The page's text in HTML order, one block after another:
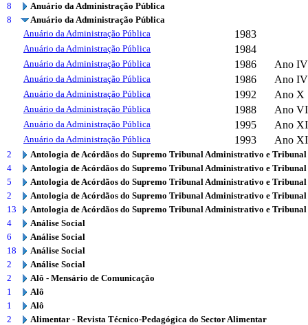
8
Anuário da Administração Pública
8
Anuário da Administração Pública
Anuário da Administração Pública
1983
Anuário da Administração Pública 1984
Anuário da Administração Pública 1986 Ano
Anuário da Administração Pública 1986 Ano
Anuário da Administração Pública 1992 Ano X
Anuário da Administração Pública 1988 Ano
Anuário da Administração Pública 1995 Ano
Anuário da Administração Pública 1993 Ano
2
Antologia de Acórdãos do Supremo Tribunal Administrativo e
4
Antologia de Acórdãos do Supremo Tribunal Administrativo e
5
Antologia de Acórdãos do Supremo Tribunal Administrativo e
2
Antologia de Acórdãos do Supremo Tribunal Administrativo e
13
Antologia de Acórdãos do Supremo Tribunal Administrativo e
4
Análise Social
6
Análise Social
18
Análise Social
2
Análise Social
2
Alô - Mensário de Comunicação
1
Alô
1
Alô
2
Alimentar - Revista Técnico-Pedagógica do Sector Alimentar